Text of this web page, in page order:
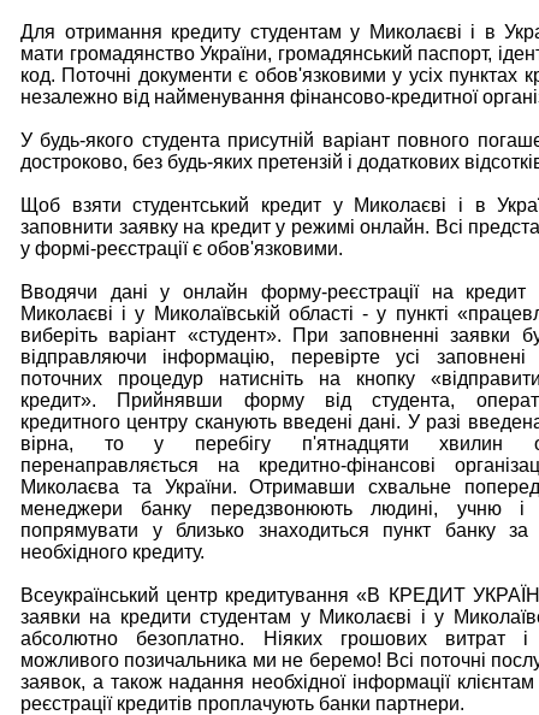
Для отримання кредиту студентам у Миколаєві і в
мати громадянство України, громадянський паспорт,
код. Поточні документи є обов'язковими у усіх пунктах
незалежно від найменування фінансово-кредитної
У будь-якого студента присутній варіант повного
достроково, без будь-яких претензій і додаткових
Щоб взяти студентський кредит у Миколаєві і в
заповнити заявку на кредит у режимі онлайн. Всі
у формі-реєстрації є обов'язковими.
Вводячи дані у онлайн форму-реєстрації на кредит
Миколаєві і у Миколаївській області - у пункті
виберіть варіант «студент». При заповненні заявки
відправляючи інформацію, перевірте усі
поточних процедур натисніть на кнопку
кредит». Прийнявши форму від студента,
кредитного центру сканують введені дані. У разі
вірна, то у перебігу п'ятнадцяти хвилин
перенаправляється на кредитно-фінансові
Миколаєва та України. Отримавши схвальне
менеджери банку передзвонюють людині, учню і
попрямувати у близько знаходиться пункт банку
необхідного кредиту.
Всеукраїнський центр кредитування «В КРЕДИТ
заявки на кредити студентам у Миколаєві і у
абсолютно безоплатно. Ніяких грошових витрат і
можливого позичальника ми не беремо! Всі поточні
заявок, а також надання необхідної інформації
реєстрації кредитів проплачують банки партнери.